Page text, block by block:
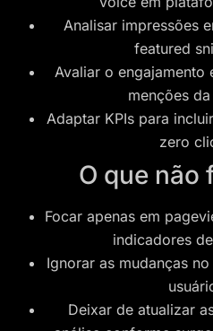
Analisar impressões
featured
Avaliar o engajamento
menções
Adaptar KPIs para
zero
O que não
Focar apenas em
indicadores
Ignorar as mudanças
Deixar de atualizar